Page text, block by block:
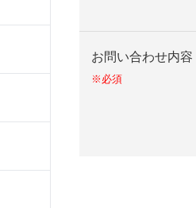
お問い合わせ内容
※必須